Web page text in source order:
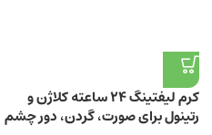
کرم لیفتینگ ۲۴ ساعته کلاژن و
رتینول برای صورت، گردن، دور چشم